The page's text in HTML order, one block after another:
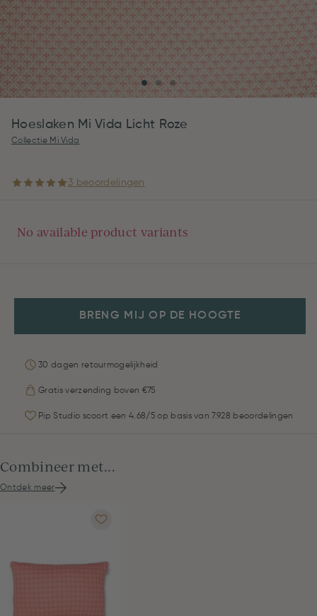
Hoeslaken Mi Vida Licht Roze
Collectie Mi Vida
3 beoordelingen
No available product variants
BRENG MIJ OP DE HOOGTE
30 dagen retourmogelijkheid
Gratis verzending boven €75
Pip Studio scoort een 4.68/5 op basis van 7.928 beoordelingen
Combineer met...
Ontdek meer